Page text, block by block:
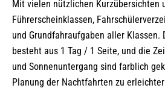
Mit vielen nützlichen Kurzübersichten
Führerscheinklassen,
und Grundfahraufgaben aller Klassen.
besteht aus 1 Tag / 1 Seite, und die
und Sonnenuntergang sind farblich
Planung der Nachtfahrten zu